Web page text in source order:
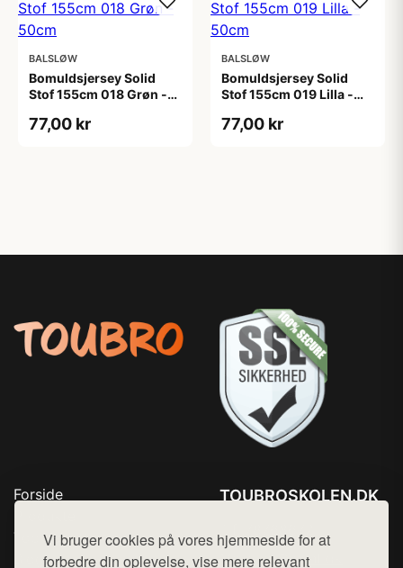
Vi bruger cookies på vores hjemmeside for at
forbedre din oplevelse, vise mere relevant
BALSLØW
Bomuldsjersey Solid
Stof 155cm 018 Grøn -
77,00 kr
BALSLØW
Bomuldsjersey Solid
Stof 155cm 019 Lilla -
77,00 kr
Forside
Top Rabatter
Blog
TOUBROSKOLEN.DK
Mail: hej@want.dk